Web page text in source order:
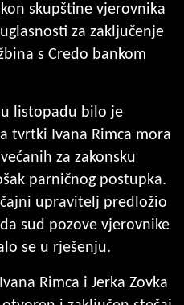
skupštine vjerovnika
za zaključenje
s Credo bankom
listopadu bilo je
tvrtki Ivana Rimca mora
za zakonsku
parničnog postupka.
upravitelj predložio
sud pozove vjerovnike
se u rješenju.
Rimca i Jerka Zovka